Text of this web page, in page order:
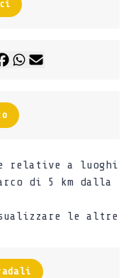
relative a luoghi
di 5 km dalla
le altre